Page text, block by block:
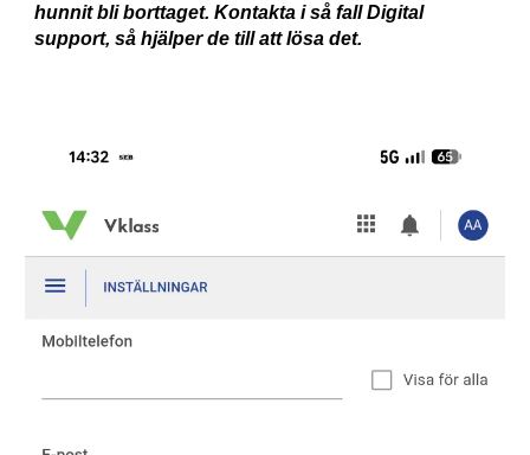
hunnit bli borttaget. Kontakta i så fall Digital
support, så hjälper de till att lösa det.